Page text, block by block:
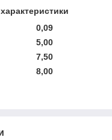
0,09
5,00
7,50
8,00